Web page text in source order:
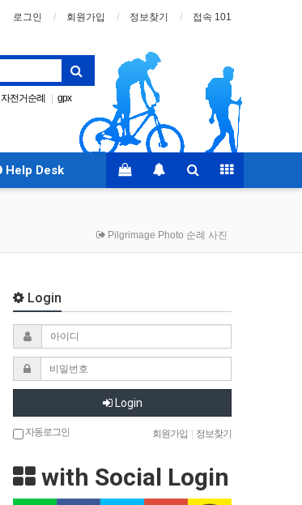
로그인 회원가입 정보찾기 접속 101
자전거순례 | gpx
Help Desk
Pilgrimage Photo 순례 사진
Login
Login
자동로그인 회원가입 정보찾기
with Social Login